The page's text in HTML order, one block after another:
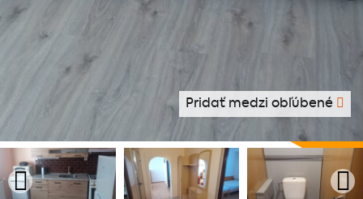
Pridať medzi obľúbené